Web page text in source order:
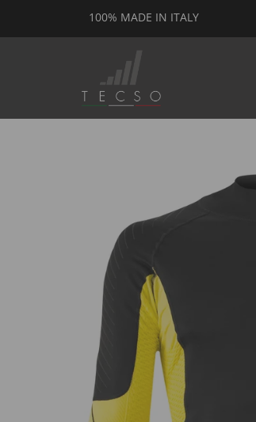
100% MADE IN ITALY